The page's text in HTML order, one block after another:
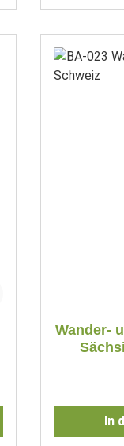
Wander-
In